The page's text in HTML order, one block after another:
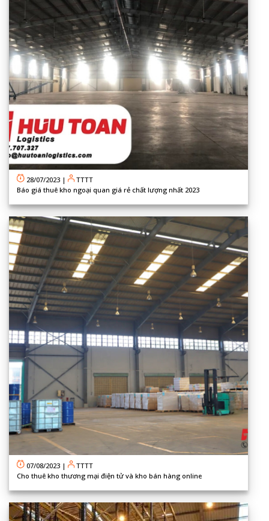
28/07/2023 |
TTTT
Báo giá thuê kho ngoại quan giá rẻ chất lượng nhất 2023
07/08/2023 |
TTTT
Cho thuê kho thương mại điện tử và kho bán hàng online